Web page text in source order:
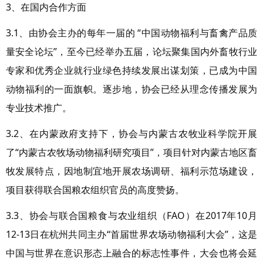
3、在国内合作方面
3.1、由协会主办的每年一届的 “中国动物福利与畜禽产品质
量安全论坛”，至今已经举办五届，论坛聚集国内外畜牧行业
专家和优秀企业就行业绿色持续发展出谋划策，已成为中国
动物福利的一面旗帜。逐步地，协会已经从理念传播发展为
专业技术推广。
3.2、在内蒙政府支持下，协会与内蒙古农牧业科学院开展
了“内蒙古农牧场动物福利研究项目”，项目针对内蒙古地区畜
牧发展特点，因地制宜地开展农场调研、福利示范场建设，
项目获得联合国粮农组织官员的高度赞扬。
3.3、协会与联合国粮食与农业组织（FAO）在2017年10月
12-13日在杭州共同主办“首届世界农场动物福利大会”，这是
中国与世界在意识形态上融合的标志性事件，大会也将会延